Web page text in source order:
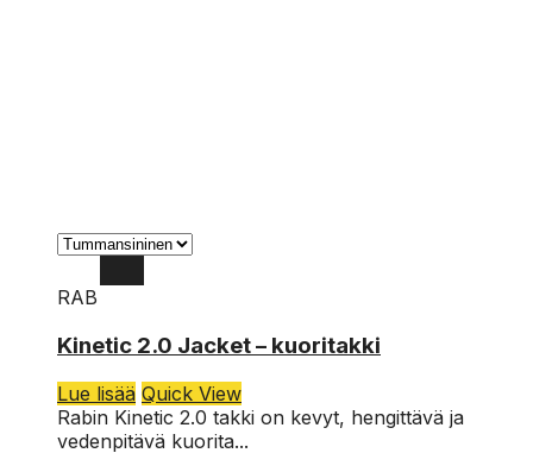
XXL
L
M
RAB
Kinetic 2.0 Jacket – kuoritakki
Lue lisää Quick View
Rabin Kinetic 2.0 takki on kevyt, hengittävä ja
vedenpitävä kuorita...